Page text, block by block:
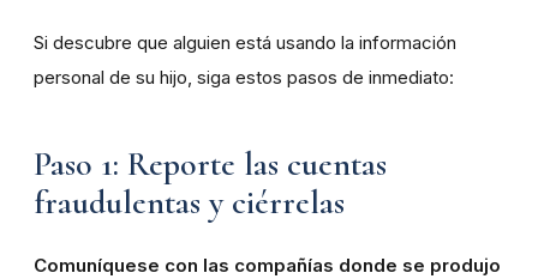
Si descubre que alguien está usando la información
personal de su hijo, siga estos pasos de inmediato:
Paso 1: Reporte las cuentas
fraudulentas y ciérrelas
Comuníquese con las compañías donde se produjo